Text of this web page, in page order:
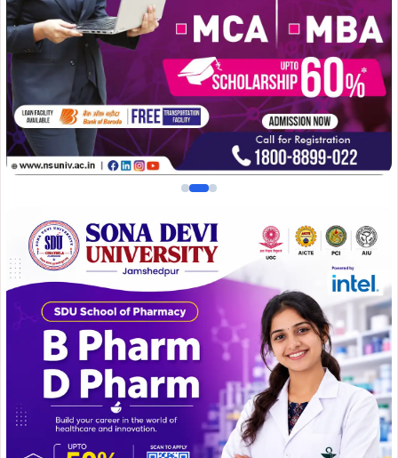
आर्थिक संकट झेल रहे हैं SPO